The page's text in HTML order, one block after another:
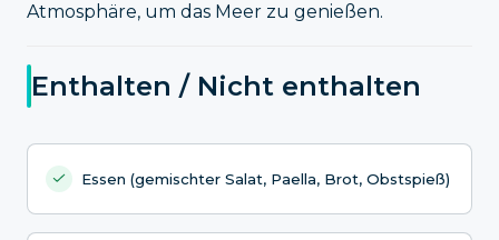
Atmosphäre, um das Meer zu genießen.
Enthalten / Nicht enthalten
Essen (gemischter Salat, Paella, Brot, Obstspieß)